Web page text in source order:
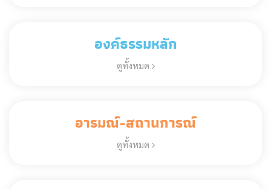
องค์ธรรมหลัก
ดูทั้งหมด
อารมณ์-สถานการณ์
ดูทั้งหมด